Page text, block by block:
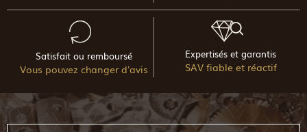
Satisfait ou remboursé
Vous pouvez changer d'avis
Expertisés et garantis
SAV fiable et réactif